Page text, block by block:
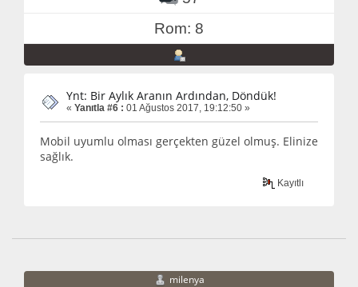
Rom: 8
Ynt: Bir Aylık Aranın Ardından, Döndük!
« Yanıtla #6 : 01 Ağustos 2017, 19:12:50 »
Mobil uyumlu olması gerçekten güzel olmuş. Elinize
sağlık.
Kayıtlı
milenya